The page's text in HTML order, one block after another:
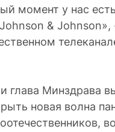
момент у нас
&
глава Минздрава
новая волна